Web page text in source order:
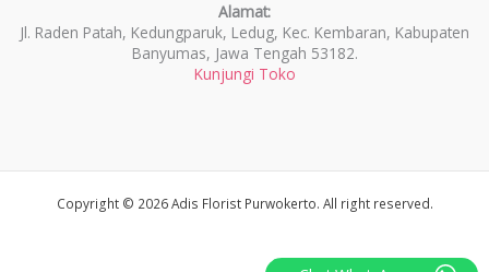
Alamat:
Jl. Raden Patah, Kedungparuk, Ledug, Kec. Kembaran, Kabupaten
Banyumas, Jawa Tengah 53182.
Kunjungi Toko
Copyright © 2026 Adis Florist Purwokerto. All right reserved.